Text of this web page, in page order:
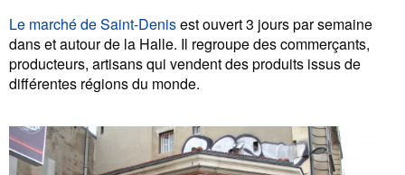
Le marché de Saint-Denisest ouvert 3 jours par semaine
dans et autour de la Halle. Il regroupe des commerçants,
producteurs, artisans qui vendent des produits issus de
différentes régions du monde.